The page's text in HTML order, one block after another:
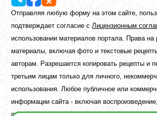
Отправляя любую форму на этом сайте,
подтверждает согласие сЛицензионным
использовании материалов портала. Права
материалы, включая фото и текстовые
авторам. Разрешается копировать рецепты и
третьим лицам только для личного,
использования. Любое публичное или
информации сайта - включая
публикацию или обработку - возможно лишь